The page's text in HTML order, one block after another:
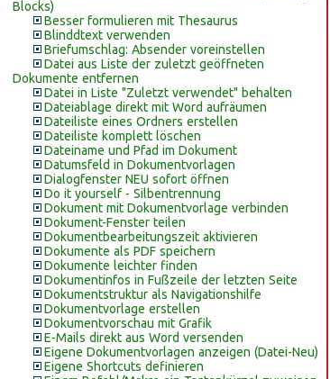
Blocks)
Besser formulieren mit Thesaurus
Blinddtext verwenden
Briefumschlag: Absender voreinstellen
Datei aus Liste der zuletzt geöffneten
Dokumente entfernen
Datei in Liste "Zuletzt verwendet" behalten
Dateiablage direkt mit Word aufräumen
Dateiliste eines Ordners erstellen
Dateiliste komplett löschen
Dateiname und Pfad im Dokument
Datumsfeld in Dokumentvorlagen
Dialogfenster NEU sofort öffnen
Do it yourself - Silbentrennung
Dokument mit Dokumentvorlage verbinden
Dokument-Fenster teilen
Dokumentbearbeitungszeit aktivieren
Dokumente als PDF speichern
Dokumente leichter finden
Dokumentinfos in Fußzeile der letzten Seite
Dokumentstruktur als Navigationshilfe
Dokumentvorlage erstellen
Dokumentvorschau mit Grafik
E-Mails direkt aus Word versenden
Eigene Dokumentvorlagen anzeigen (Datei-Neu)
Eigene Shortcuts definieren